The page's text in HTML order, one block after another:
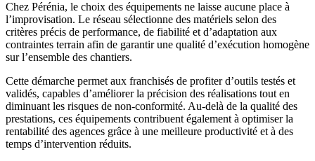
Chez Pérénia, le choix des équipements ne laisse aucune place à
l’improvisation. Le réseau sélectionne des matériels selon des
critères précis de performance, de fiabilité et d’adaptation aux
contraintes terrain afin de garantir une qualité d’exécution homogène
sur l’ensemble des chantiers.
Cette démarche permet aux franchisés de profiter d’outils testés et
validés, capables d’améliorer la précision des réalisations tout en
diminuant les risques de non-conformité. Au-delà de la qualité des
prestations, ces équipements contribuent également à optimiser la
rentabilité des agences grâce à une meilleure productivité et à des
temps d’intervention réduits.